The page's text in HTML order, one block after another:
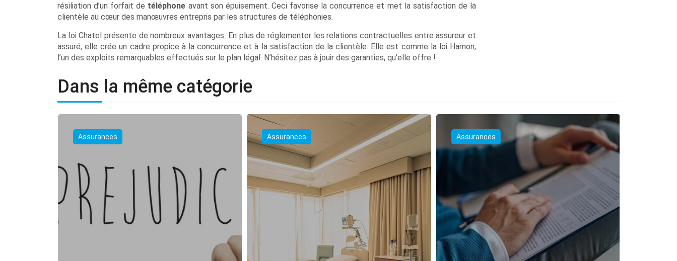
résiliation d’un forfait de téléphone avant son épuisement. Ceci favorise la concurrence et met la satisfaction de la
clientèle au cœur des manœuvres entrepris par les structures de téléphonies.
La loi Chatel présente de nombreux avantages. En plus de réglementer les relations contractuelles entre assureur et
assuré, elle crée un cadre propice à la concurrence et à la satisfaction de la clientèle. Elle est comme la loi Hamon,
l’un des exploits remarquables effectués sur le plan légal. N’hésitez pas à jouir des garanties, qu’elle offre !
Dans la même catégorie
Assurances Assurances Assurances